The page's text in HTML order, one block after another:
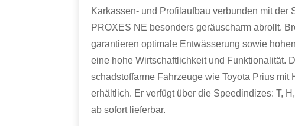
Karkassen- und Profilaufbau verbunden mit
PROXES NE besonders geräuscharm abrollt.
garantieren optimale Entwässerung sowie
eine hohe Wirtschaftlichkeit und Funktionalität.
schadstoffarme Fahrzeuge wie Toyota Prius
erhältlich. Er verfügt über die Speedindizes: T,
ab sofort lieferbar.